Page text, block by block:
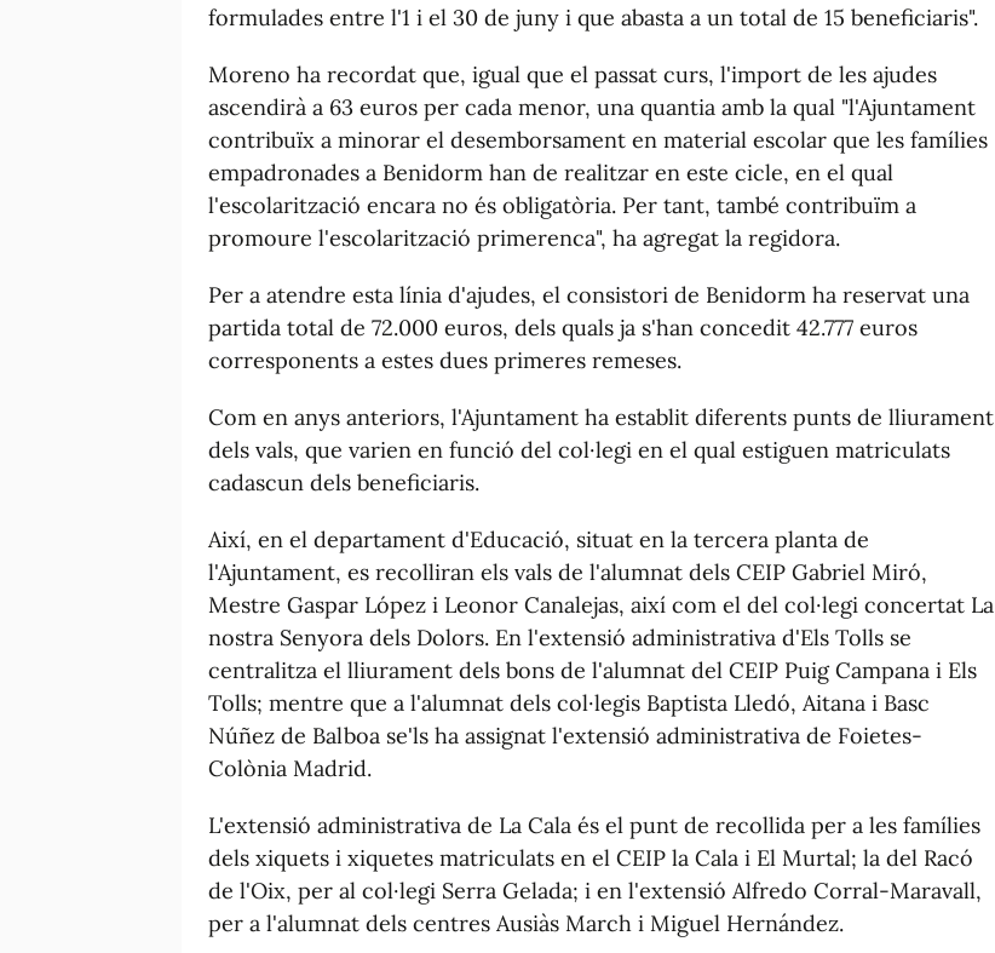
formulades entre l'1 i el 30 de juny i que abasta a un total de 15 beneficiaris".
Moreno ha recordat que, igual que el passat curs, l'import de les ajudes
ascendirà a 63 euros per cada menor, una quantia amb la qual "l'Ajuntament
contribuïx a minorar el desemborsament en material escolar que les famílies
empadronades a Benidorm han de realitzar en este cicle, en el qual
l'escolarització encara no és obligatòria. Per tant, també contribuïm a
promoure l'escolarització primerenca", ha agregat la regidora.
Per a atendre esta línia d'ajudes, el consistori de Benidorm ha reservat una
partida total de 72.000 euros, dels quals ja s'han concedit 42.777 euros
corresponents a estes dues primeres remeses.
Com en anys anteriors, l'Ajuntament ha establit diferents punts de lliurament
dels vals, que varien en funció del col·legi en el qual estiguen matriculats
cadascun dels beneficiaris.
Així, en el departament d'Educació, situat en la tercera planta de
l'Ajuntament, es recolliran els vals de l'alumnat dels CEIP Gabriel Miró,
Mestre Gaspar López i Leonor Canalejas, així com el del col·legi concertat La
nostra Senyora dels Dolors. En l'extensió administrativa d'Els Tolls se
centralitza el lliurament dels bons de l'alumnat del CEIP Puig Campana i Els
Tolls; mentre que a l'alumnat dels col·legis Baptista Lledó, Aitana i Basc
Núñez de Balboa se'ls ha assignat l'extensió administrativa de Foietes-
Colònia Madrid.
L'extensió administrativa de La Cala és el punt de recollida per a les famílies
dels xiquets i xiquetes matriculats en el CEIP la Cala i El Murtal; la del Racó
de l'Oix, per al col·legi Serra Gelada; i en l'extensió Alfredo Corral-Maravall,
per a l'alumnat dels centres Ausiàs March i Miguel Hernández.